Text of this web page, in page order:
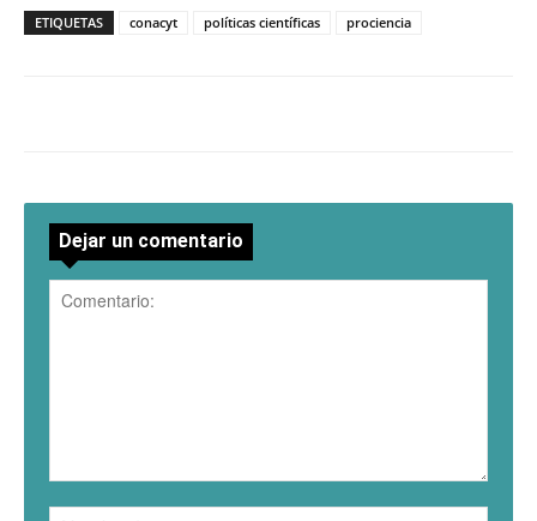
ETIQUETAS conacyt políticas científicas prociencia
Dejar un comentario